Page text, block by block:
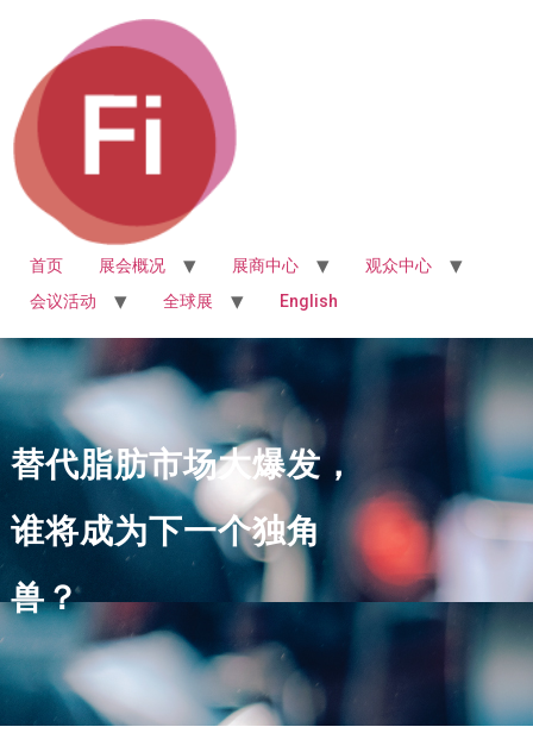
首页 展会概况 展商中心
观众中心
会议活动
全球展 English
替代脂肪市场大爆发，
谁将成为下一个独角
兽？